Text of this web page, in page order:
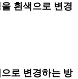
흰색으로 변경
로 변경하는 방